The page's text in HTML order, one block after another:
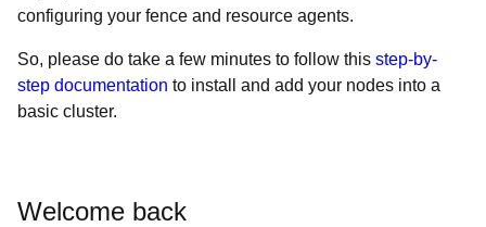
configuring your fence and resource agents.
So, please do take a few minutes to follow this step-by-
step documentation to install and add your nodes into a
basic cluster.
Welcome back